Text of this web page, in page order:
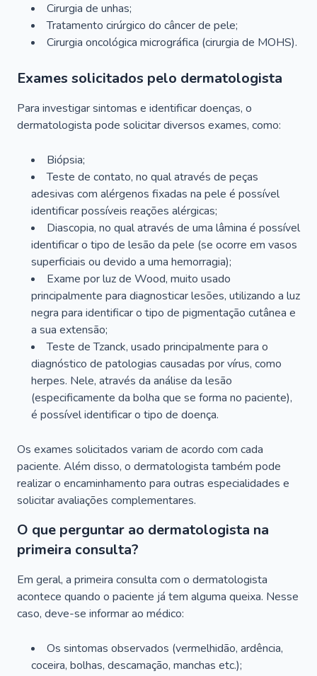
Cirurgia de unhas;
Tratamento cirúrgico do câncer de pele;
Cirurgia oncológica micrográfica (cirurgia de MOHS).
Exames solicitados pelo dermatologista
Para investigar sintomas e identificar doenças, o
dermatologista pode solicitar diversos exames, como:
Biópsia;
Teste de contato, no qual através de peças
adesivas com alérgenos fixadas na pele é possível
identificar possíveis reações alérgicas;
Diascopia, no qual através de uma lâmina é possível
identificar o tipo de lesão da pele (se ocorre em vasos
superficiais ou devido a uma hemorragia);
Exame por luz de Wood, muito usado
principalmente para diagnosticar lesões, utilizando a luz
negra para identificar o tipo de pigmentação cutânea e
a sua extensão;
Teste de Tzanck, usado principalmente para o
diagnóstico de patologias causadas por vírus, como
herpes. Nele, através da análise da lesão
(especificamente da bolha que se forma no paciente),
é possível identificar o tipo de doença.
Os exames solicitados variam de acordo com cada
paciente. Além disso, o dermatologista também pode
realizar o encaminhamento para outras especialidades e
solicitar avaliações complementares.
O que perguntar ao dermatologista na
primeira consulta?
Em geral, a primeira consulta com o dermatologista
acontece quando o paciente já tem alguma queixa. Nesse
caso, deve-se informar ao médico:
Os sintomas observados (vermelhidão, ardência,
coceira, bolhas, descamação, manchas etc.);